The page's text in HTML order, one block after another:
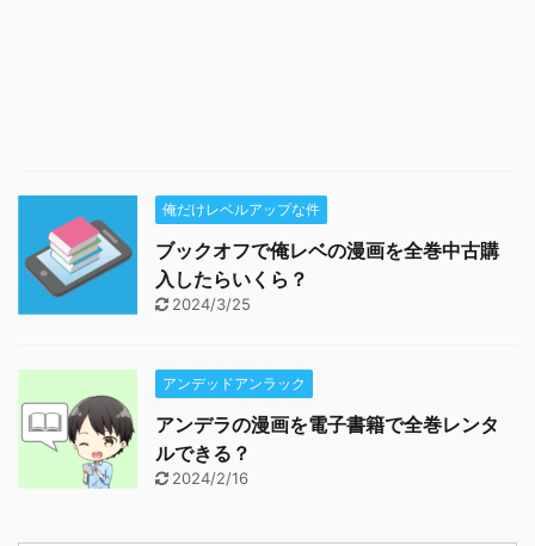
俺だけレベルアップな件
ブックオフで俺レベの漫画を全巻中古購
入したらいくら？
2024/3/25
アンデッドアンラック
アンデラの漫画を電子書籍で全巻レンタ
ルできる？
2024/2/16